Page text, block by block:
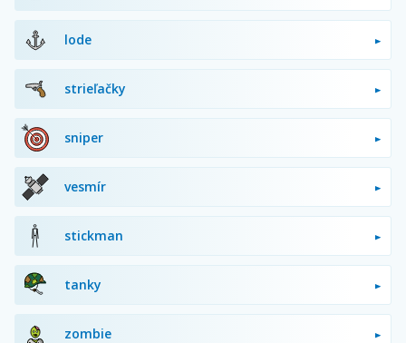
lode
strieľačky
sniper
vesmír
stickman
tanky
zombie